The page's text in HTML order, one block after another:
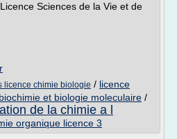
Sciences de la Vie et de
licence chimie biologie / licence
et biologie moleculaire /
de la chimie a l
organique licence 3